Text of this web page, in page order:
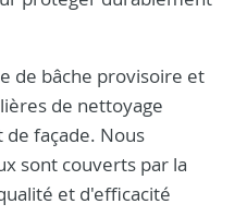
de bâche provisoire et
de nettoyage
façade. Nous
sont couverts par la
et d'efficacité